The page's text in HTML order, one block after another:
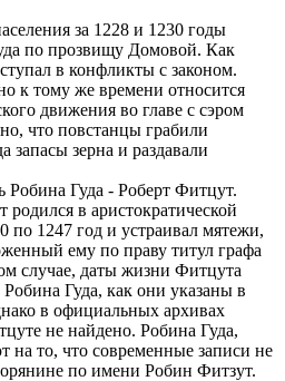
за 1228 и 1230 годы
по прозвищу Домовой. Как
в конфликты с законом.
к тому же времени относится
движения во главе с сэром
что повстанцы грабили
запасы зерна и раздавали
Робина Гуда - Роберт Фитцут.
родился в аристократической
по 1247 год и устраивал мятежи,
ему по праву титул графа
случае, даты жизни Фитцута
Гуда, как они указаны в
в официальных архивах
не найдено. Робина Гуда,
на то, что современные записи не
по имени Робин Фитзут.